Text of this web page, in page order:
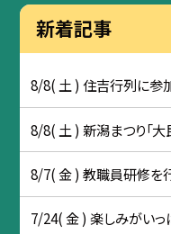
新着記事
8/8( 土 ) 住吉行列に参
8/8( 土 ) 新潟まつり「
8/7( 金 ) 教職員研修を
7/24( 金 ) 楽しみがいっ